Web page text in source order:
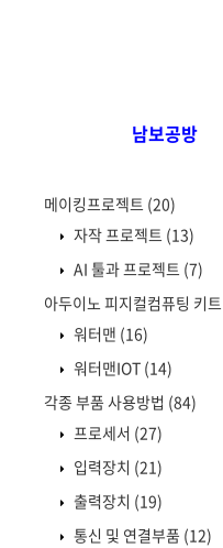
남보공방
메이킹프로젝트 (20)
자작 프로젝트 (13)
AI 툴과 프로젝트 (7)
아두이노 피지컬컴퓨팅 키트
워터맨 (16)
워터맨IOT (14)
각종 부품 사용방법 (84)
프로세서 (27)
입력장치 (21)
출력장치 (19)
통신 및 연결부품 (12)